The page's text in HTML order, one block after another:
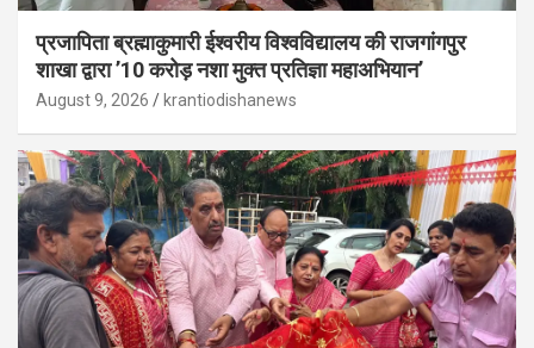
प्रजापिता ब्रह्माकुमारी ईश्वरीय विश्वविद्यालय की राजगांगपुर
शाखा द्वारा ’10 करोड़ नशा मुक्त प्रतिज्ञा महाअभियान’
August 9, 2026 krantiodishanews